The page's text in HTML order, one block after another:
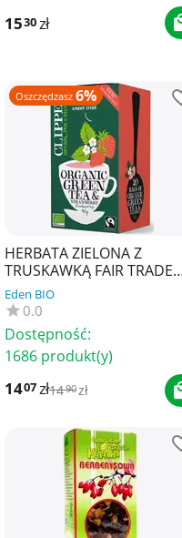
1530 zł
Oszczędzasz 6%
HERBATA ZIELONA Z
TRUSKAWKĄ FAIR TRADE
BIO (20 x 2 g) 40 g - CLIPPER
Eden BIO
0.0
Dostępność:
1686 produkt(y)
1407zł1490 zł